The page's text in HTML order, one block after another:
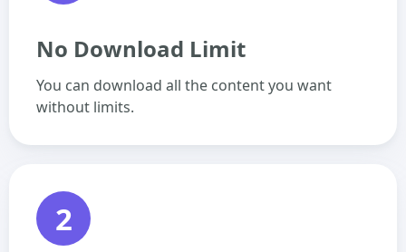
No Download Limit
You can download all the content you want
without limits.
2